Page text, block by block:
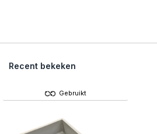
Recent bekeken
Gebruikt